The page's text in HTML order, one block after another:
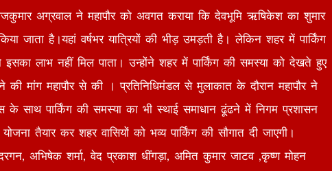
अग्रवाल ने महापौर को अवगत कराया कि देवभूमि ऋषिकेश का शुमार
जाता है।यहां वर्षभर यात्रियों की भीड़ उमड़ती है। लेकिन शहर में पार्किंग
इसका लाभ नहीं मिल पाता। उन्होंने शहर में पार्किंग की समस्या को देखते हुए
की मांग महापौर से की । प्रतिनिधिमंडल से मुलाकात के दौरान महापौर ने
साथ पार्किंग की समस्या का भी स्थाई समाधान ढूंढने में निगम प्रशासन
तैयार कर शहर वासियों को भव्य पार्किंग की सौगात दी जाएगी।
अभिषेक शर्मा, वेद प्रकाश धींगड़ा, अमित कुमार जाटव ,कृष्ण मोहन